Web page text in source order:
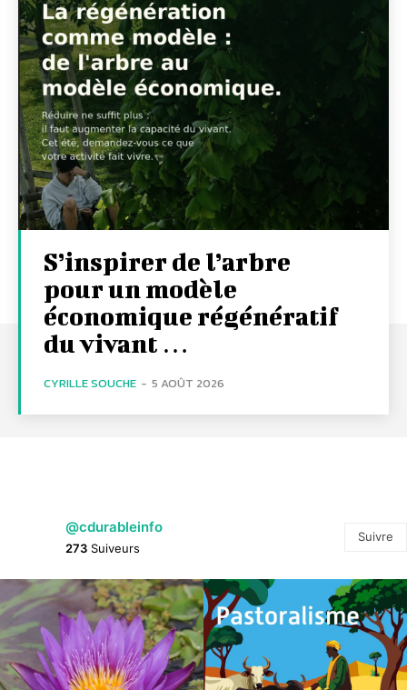
S’inspirer de l’arbre
pour un modèle
économique régénératif
du vivant …
CYRILLE SOUCHE - 5 AOÛT 2026
@cdurableinfo
273 Suiveurs
Suivre